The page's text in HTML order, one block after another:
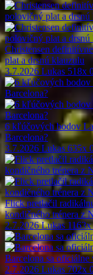
Christensen
plat a drsnú klauzulu
3.7.2026 Lukas 518x
6 kľúčových bodov
Barcelona?
3.7.2026 Lukas 635x
Flick pretlačil
kondičného trénera z
2.7.2026 Lukas 1163x
Barcelona sa
2.7.2026 Lukas 702x